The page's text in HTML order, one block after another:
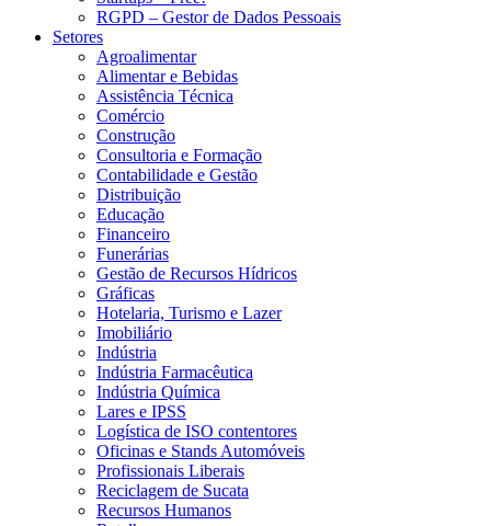
RGPD – Gestor de Dados Pessoais
Setores
Agroalimentar
Alimentar e Bebidas
Assistência Técnica
Comércio
Construção
Consultoria e Formação
Contabilidade e Gestão
Distribuição
Educação
Financeiro
Funerárias
Gestão de Recursos Hídricos
Gráficas
Hotelaria, Turismo e Lazer
Imobiliário
Indústria
Indústria Farmacêutica
Indústria Química
Lares e IPSS
Logística de ISO contentores
Oficinas e Stands Automóveis
Profissionais Liberais
Reciclagem de Sucata
Recursos Humanos